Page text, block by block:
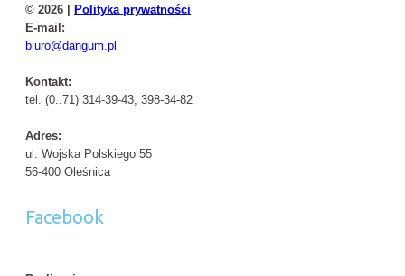
© 2026 |
Polityka prywatności
E-mail:
biuro@dangum.pl
Kontakt:
tel. (0..71) 314-39-43, 398-34-82
Adres:
ul. Wojska Polskiego 55
56-400 Oleśnica
Facebook